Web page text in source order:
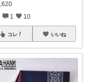
1 10
コレ いいね